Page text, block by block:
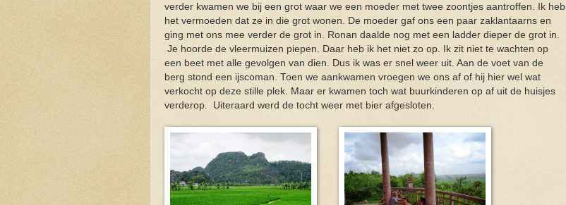
verder kwamen we bij een grot waar we een moeder met twee zoontjes aantroffen. Ik heb
het vermoeden dat ze in die grot wonen. De moeder gaf ons een paar zaklantaarns en
ging met ons mee verder de grot in. Ronan daalde nog met een ladder dieper de grot in.
Je hoorde de vleermuizen piepen. Daar heb ik het niet zo op. Ik zit niet te wachten op
een beet met alle gevolgen van dien. Dus ik was er snel weer uit. Aan de voet van de
berg stond een ijscoman. Toen we aankwamen vroegen we ons af of hij hier wel wat
verkocht op deze stille plek. Maar er kwamen toch wat buurkinderen op af uit de huisjes
verderop. Uiteraard werd de tocht weer met bier afgesloten.